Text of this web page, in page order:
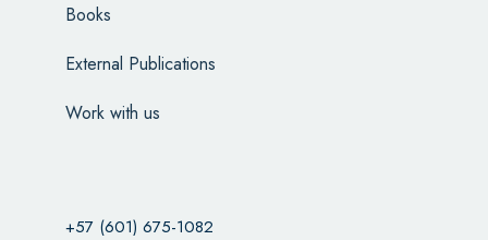
Books
External Publications
Work with us
+57 (601) 675-1082